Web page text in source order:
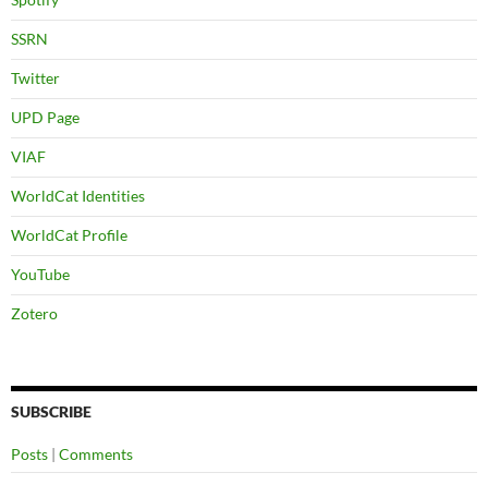
SSRN
Twitter
UPD Page
VIAF
WorldCat Identities
WorldCat Profile
YouTube
Zotero
SUBSCRIBE
Posts | Comments